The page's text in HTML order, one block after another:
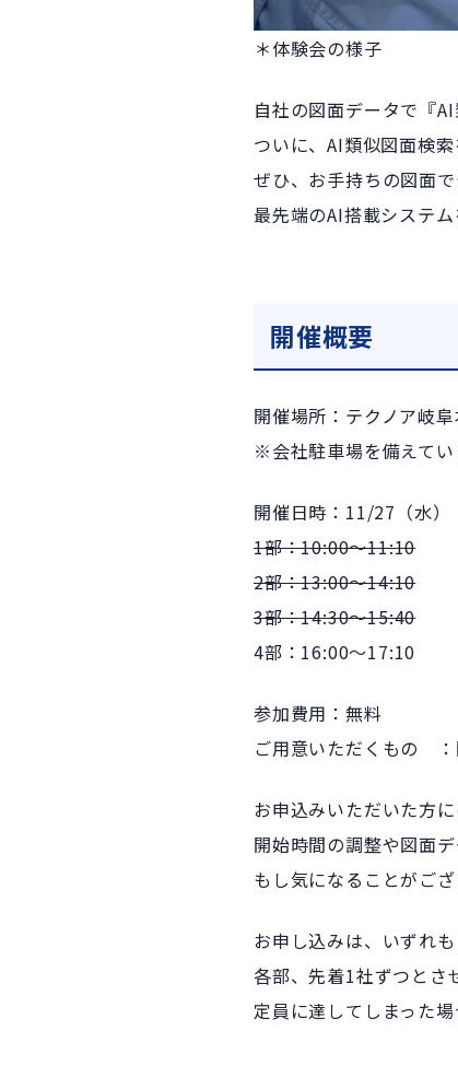
＊体験会の様子
自社の図面データで『
ついに、AI類似図面検
ぜひ、お手持ちの図面
最先端のAI搭載システム
開催概要
開催場所：テクノア岐
※会社駐車場を備えてい
開催日時：11/27（水）
1部：10:00～11:10
2部：13:00～14:10
3部：14:30～15:40
4部：16:00～17:10
参加費用：無料
ご用意いただくもの ：
お申込みいただいた方に
開始時間の調整や図面
もし気になることがご
お申し込みは、いずれ
各部、先着1社ずつとさ
定員に達してしまった